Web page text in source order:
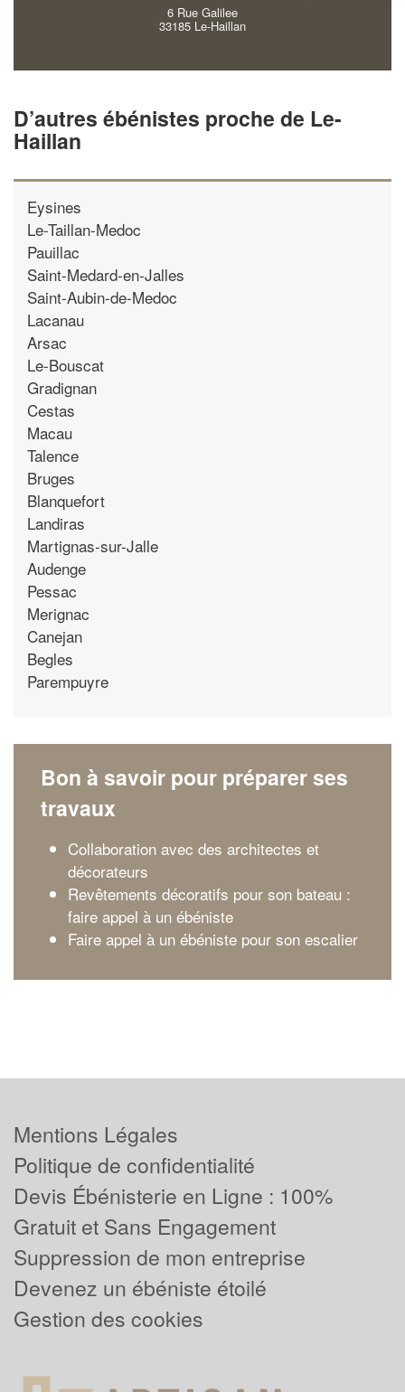
6 Rue Galilee
33185 Le-Haillan
D’autres ébénistes proche de Le-
Haillan
Eysines
Le-Taillan-Medoc
Pauillac
Saint-Medard-en-Jalles
Saint-Aubin-de-Medoc
Lacanau
Arsac
Le-Bouscat
Gradignan
Cestas
Macau
Talence
Bruges
Blanquefort
Landiras
Martignas-sur-Jalle
Audenge
Pessac
Merignac
Canejan
Begles
Parempuyre
Bon à savoir pour préparer ses
travaux
Collaboration avec des architectes et
décorateurs
Revêtements décoratifs pour son bateau :
faire appel à un ébéniste
Faire appel à un ébéniste pour son escalier
Mentions Légales
Politique de confidentialité
Devis Ébénisterie en Ligne : 100%
Gratuit et Sans Engagement
Suppression de mon entreprise
Devenez un ébéniste étoilé
Gestion des cookies